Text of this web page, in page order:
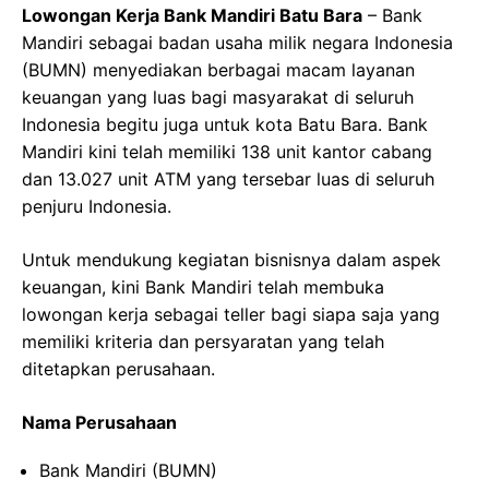
Lowongan Kerja Bank Mandiri Batu Bara – Bank
Mandiri sebagai badan usaha milik negara Indonesia
(BUMN) menyediakan berbagai macam layanan
keuangan yang luas bagi masyarakat di seluruh
Indonesia begitu juga untuk kota Batu Bara. Bank
Mandiri kini telah memiliki 138 unit kantor cabang
dan 13.027 unit ATM yang tersebar luas di seluruh
penjuru Indonesia.
Untuk mendukung kegiatan bisnisnya dalam aspek
keuangan, kini Bank Mandiri telah membuka
lowongan kerja sebagai teller bagi siapa saja yang
memiliki kriteria dan persyaratan yang telah
ditetapkan perusahaan.
Nama Perusahaan
Bank Mandiri (BUMN)